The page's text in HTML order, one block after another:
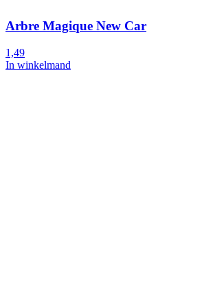
Arbre Magique New Car
1,49
In winkelmand